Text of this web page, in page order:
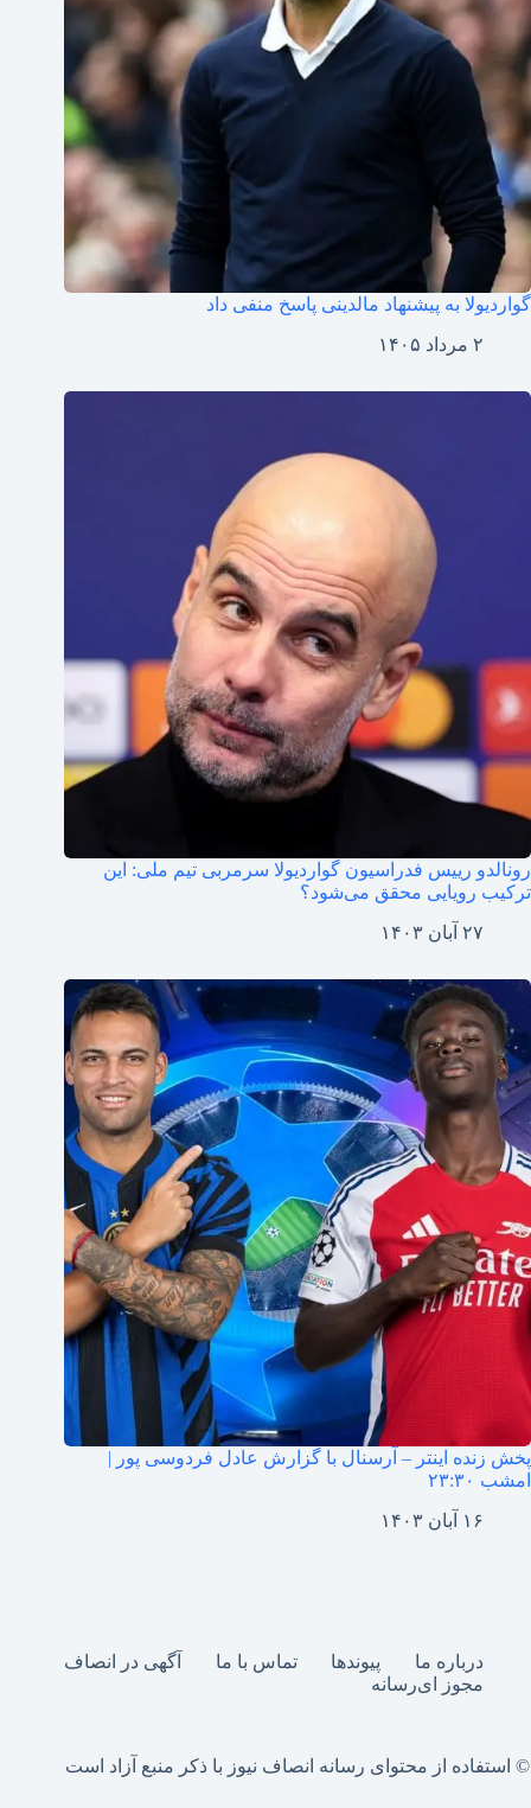
گواردیولا به پیشنهاد مالدینی پاسخ منفی داد
۲ مرداد ۱۴۰۵
رونالدو رییس فدراسیون گواردیولا سرمربی تیم ملی: این
ترکیب رویایی محقق می‌شود؟
۲۷ آبان ۱۴۰۳
پخش زنده اینتر – آرسنال با گزارش عادل فردوسی پور |
امشب ۲۳:۳۰
۱۶ آبان ۱۴۰۳
درباره ما پیوندها تماس با ما
آگهی در انصاف
مجوز ای‌رسانه
© استفاده از محتوای رسانه انصاف نیوز با ذکر منبع آزاد است